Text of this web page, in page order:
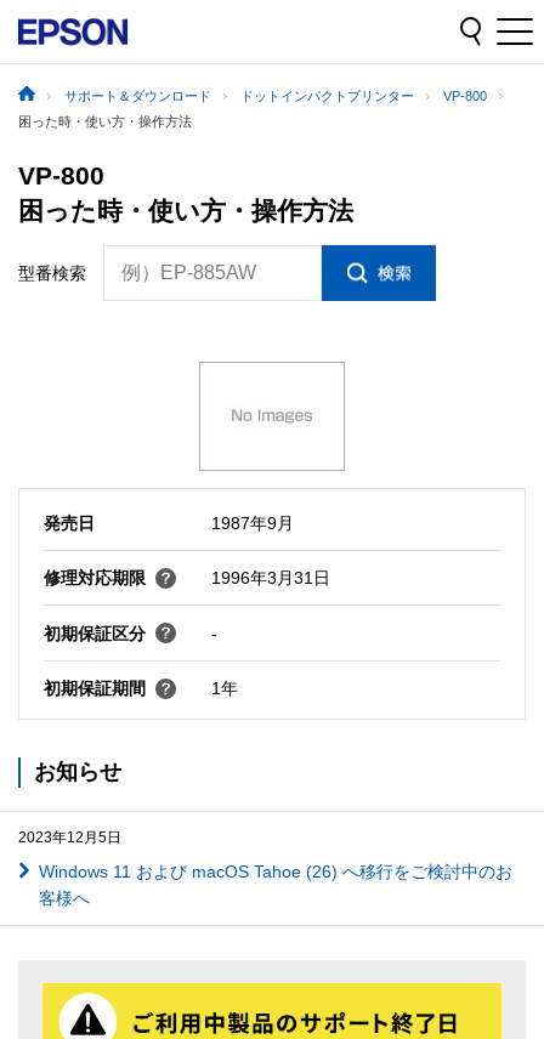
サポート＆ダウンロード ドットインパクトプリンター
VP-800
困った時・使い方・操作方法
VP-800
困った時・使い方・操作方法
型番検索 例）EP-885AW
発売日 1987年9月
修理対応期限 1996年3月31日
初期保証区分 -
初期保証期間 1年
お知らせ
2023年12月5日
Windows 11 および macOS Tahoe (26) へ移行をご検討中のお
客様へ